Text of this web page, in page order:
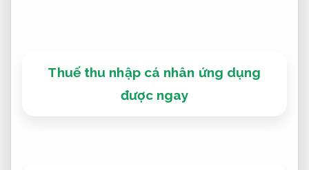
Thuế thu nhập cá nhân ứng dụng
được ngay